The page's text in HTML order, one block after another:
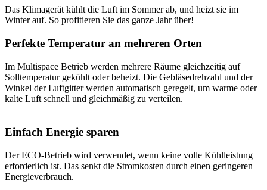
Das Klimagerät kühlt die Luft im Sommer ab, und heizt sie im
Winter auf. So profitieren Sie das ganze Jahr über!
Perfekte Temperatur an mehreren Orten
Im Multispace Betrieb werden mehrere Räume gleichzeitig auf
Solltemperatur gekühlt oder beheizt. Die Gebläsedrehzahl und der
Winkel der Luftgitter werden automatisch geregelt, um warme oder
kalte Luft schnell und gleichmäßig zu verteilen.
Einfach Energie sparen
Der ECO-Betrieb wird verwendet, wenn keine volle Kühlleistung
erforderlich ist. Das senkt die Stromkosten durch einen geringeren
Energieverbrauch.